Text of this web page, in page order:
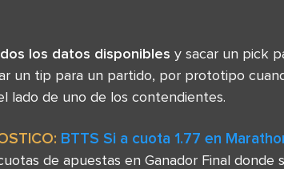
los datos disponibles y sacar un pick
un tip para un partido, por prototipo
lado de uno de los contendientes.
BTTS Si a cuota 1.77 en
de apuestas en Ganador Final donde